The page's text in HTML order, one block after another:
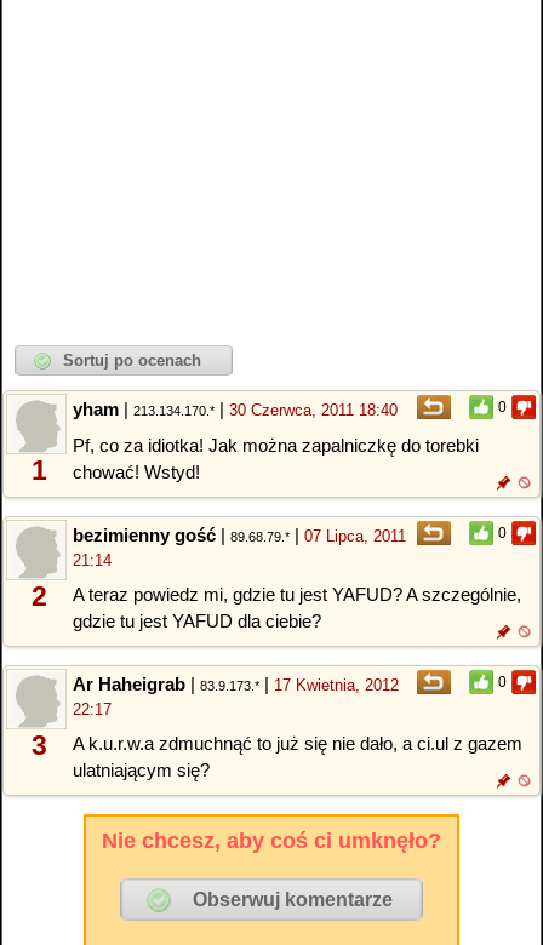
0
1
yham | 213.134.170.* | 30 Czerwca, 2011 18:40
Pf, co za idiotka! Jak można zapalniczkę do torebki
chować! Wstyd!
0
2
bezimienny gość | 89.68.79.* | 07 Lipca, 2011
21:14
A teraz powiedz mi, gdzie tu jest YAFUD? A szczególnie,
gdzie tu jest YAFUD dla ciebie?
0
3
Ar Haheigrab | 83.9.173.* | 17 Kwietnia, 2012
22:17
A k.u.r.w.a zdmuchnąć to już się nie dało, a ci.ul z gazem
ulatniającym się?
Nie chcesz, aby coś ci umknęło?